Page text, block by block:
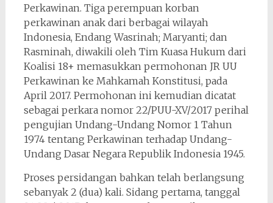
Perkawinan. Tiga perempuan korban
perkawinan anak dari berbagai wilayah
Indonesia, Endang Wasrinah; Maryanti; dan
Rasminah, diwakili oleh Tim Kuasa Hukum dari
Koalisi 18+ memasukkan permohonan JR UU
Perkawinan ke Mahkamah Konstitusi, pada
April 2017. Permohonan ini kemudian dicatat
sebagai perkara nomor 22/PUU-XV/2017 perihal
pengujian Undang-Undang Nomor 1 Tahun
1974 tentang Perkawinan terhadap Undang-
Undang Dasar Negara Republik Indonesia 1945.
Proses persidangan bahkan telah berlangsung
sebanyak 2 (dua) kali. Sidang pertama, tanggal